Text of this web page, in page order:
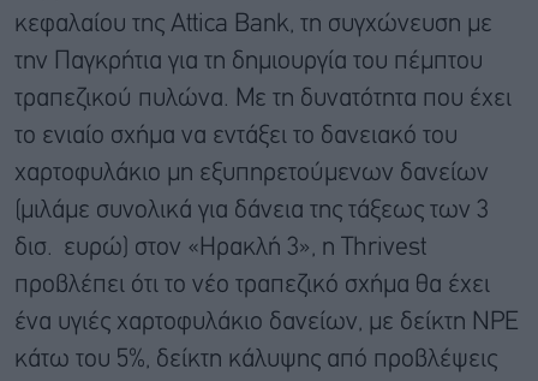
κεφαλαίου της Attica Bank, τη συγχώνευση με
την Παγκρήτια για τη δημιουργία του πέμπτου
τραπεζικού πυλώνα. Με τη δυνατότητα που έχει
το ενιαίο σχήμα να εντάξει το δανειακό του
χαρτοφυλάκιο μη εξυπηρετούμενων δανείων
(μιλάμε συνολικά για δάνεια της τάξεως των 3
δισ. ευρώ) στον «Ηρακλή 3», η Thrivest
προβλέπει ότι το νέο τραπεζικό σχήμα θα έχει
ένα υγιές χαρτοφυλάκιο δανείων, με δείκτη NPE
κάτω του 5%, δείκτη κάλυψης από προβλέψεις